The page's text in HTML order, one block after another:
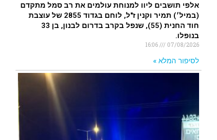
אלפי תושבים ליוו למנוחת עולמים את רב סמל מתקדם
(במיל׳) תמיר וקנין ז"ל, לוחם בגדוד 2855 של עוצבת
חוד החנית (55), שנפל בקרב בדרום לבנון, בן 33
בנופלו.
07/08/2026
16:06
לסיפור המלא »